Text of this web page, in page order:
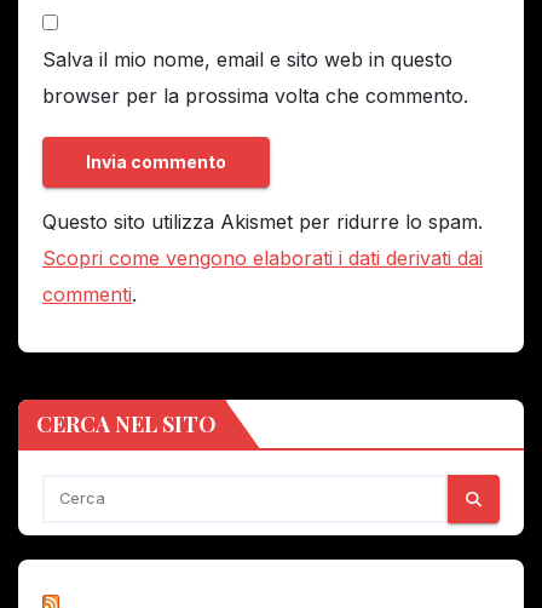
Salva il mio nome, email e sito web in questo
browser per la prossima volta che commento.
Questo sito utilizza Akismet per ridurre lo spam.
Scopri come vengono elaborati i dati derivati dai
commenti.
CERCA NEL SITO